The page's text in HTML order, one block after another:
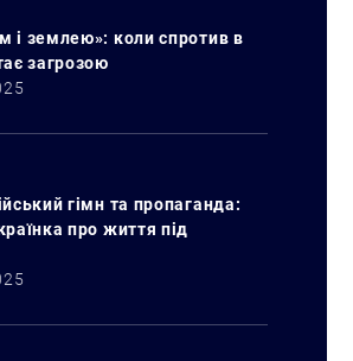
і землею»: коли спротив в
загрозою
гімн та пропаганда:
про життя під